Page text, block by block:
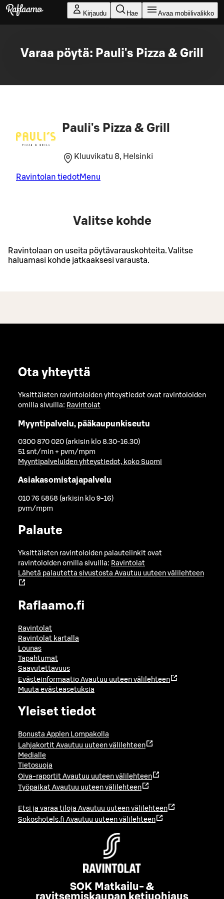
Siirry pääsisältöön
Kirjaudu Hae Avaa mobiilivalikko
Varaa pöytä: Pauli's Pizza & Grill
Pauli's Pizza & Grill
Kluuvikatu 8, Helsinki
Ravintolan tiedotMenu
Valitse kohde
Ravintolaan on useita pöytävarauskohteita. Valitse
haluamasi kohde jatkaaksesi varausta.
Ota yhteyttä
Yksittäisten ravintoloiden yhteystiedot ovat ravintoloiden
omilla sivuilla: Ravintolat
Myyntipalvelu, pääkaupunkiseutu
0300 870 020 (arkisin klo 8.30-16.30)
51 snt/min + pvm/mpm
Myyntipalveluiden yhteystiedot, koko Suomi
Asiakasomistajapalvelu
010 76 5858 (arkisin klo 9-16)
pvm/mpm
Palaute
Yksittäisten ravintoloiden palautelinkit ovat
ravintoloiden omilla sivuilla: Ravintolat
Lähetä palautetta sivustosta Avautuu uuteen välilehteen
Raflaamo.fi
Ravintolat
Ravintolat kartalla
Lounas
Tapahtumat
Saavutettavuus
Evästeinformaatio Avautuu uuteen välilehteen
Muuta evästeasetuksia
Yleiset tiedot
Bonusta Applen Lompakolla
Lahjakortit Avautuu uuteen välilehteen
Medialle
Tietosuoja
Oiva-raportit Avautuu uuteen välilehteen
Työpaikat Avautuu uuteen välilehteen
Etsi ja varaa tiloja Avautuu uuteen välilehteen
Sokoshotels.fi Avautuu uuteen välilehteen
SOK Matkailu- &
ravitsemiskaupan ketjuohjaus